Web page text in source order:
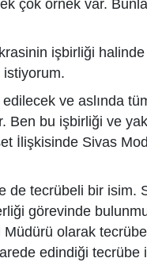
çok örnek var.
işbirliği
ve aslında
Ben bu işbirliği ve
İlişkisinde Sivas
tecrübeli bir isim.
görevinde
Müdürü olarak
edindiği tecrübe